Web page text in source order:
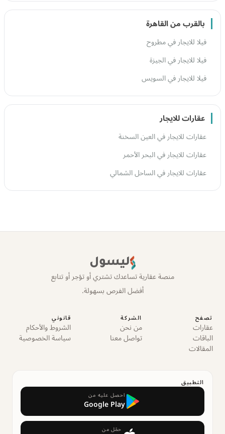
بالقرب من القاهرة
فيلا للايجار في مطروح
فيلا للايجار في الجيزة
فيلا للايجار في السويس
عقارات للايجار
عقارات للايجار في العين السخنة
عقارات للايجار في البحر الأحمر
عقارات للايجار في الساحل الشمالي
ليسول
منصة عقارية تساعدك تشتري أو تؤجر أو تتابع
أفضل الفرص بسهولة.
تصفح
عقارات
الباقات
المقالات
الشركة
من نحن
تواصل معنا
قانوني
الشروط والأحكام
سياسة الخصوصية
التطبيق
احصل عليه من
Google Play
حمّل من